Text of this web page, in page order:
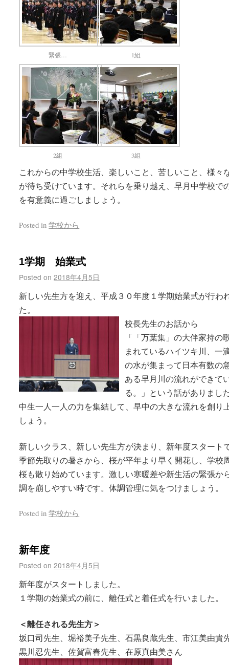
緊張… 1組
2組 3組
これからの中学校生活、楽しいこと、苦しいこと、様々
が待ち受けています。それらを乗り越え、早月中学校で
を有意義に過ごしましょう。
Posted in 学校から
1学期 始業式
Posted on 2018年4月5日
新しい先生方を迎え、平成３０年度１学期始業式が行わ
た。
校長先生のお話から
「「万葉集」の大伴家持の
まれているハイツキ川、一
の水が集まって日本有数の
ある早月川の流れができて
る。」という話がありまし
中生一人一人の力を集結して、早中の大きな流れを創り
しょう。
新しいクラス、新しい先生方が決まり、新年度スタート
季節先取りの暑さから、桜が平年より早く開花し、学校
桜も散り始めています。激しい寒暖差や新生活の緊張か
調を崩しやすい時です。体調管理に気をつけましょう。
Posted in 学校から
新年度
Posted on 2018年4月5日
新年度がスタートしました。
１学期の始業式の前に、離任式と着任式を行いました。
＜離任される先生方＞
坂口司先生、堀裕美子先生、石黒良蔵先生、市江美由貴
黒川忍先生、佐賀富春先生、在原真由美さん